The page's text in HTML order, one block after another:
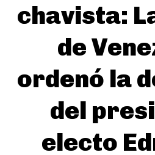
chavista:
de
ordenó la
del
electo